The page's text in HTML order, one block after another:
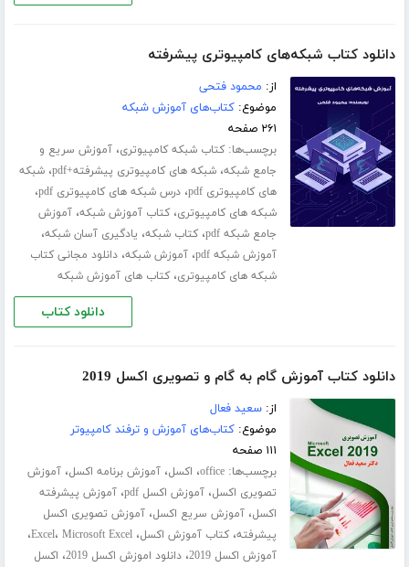
دانلود کتاب شبکه‌های کامپیوتری پیشرفته
از: محمود فتحی
موضوع:کتاب‌های آموزش شبکه
۲۶۱ صفحه
برچسب‌ها:کتاب شبکه کامپیوتری،آموزش سریع و
جامع شبکه،شبکه های کامپیوتری پیشرفته+pdf ،شبکه
های کامپیوتری pdf
،درس شبکه های کامپیوتری pdf ،
شبکه های کامپیوتری،کتاب آموزش شبکه،آموزش
جامع شبکه pdf
،کتاب شبکه، یادگیری آسان شبکه،
آموزش شبکه pdf ،آموزش شبکه،دانلود مجانی کتاب
شبکه های کامپیوتری،کتاب های آموزش شبکه
دانلود کتاب
دانلود کتاب آموزش گام به گام و تصویری اکسل 2019
از:سعید فعال
موضوع:کتاب‌های آموزش و ترفند کامپیوتر
۱۱۱ صفحه
برچسب‌ها:office، اکسل،آموزش برنامه اکسل،آموزش
تصویری اکسل،آموزش اکسل pdf ،آموزش پیشرفته
اکسل،آموزش سریع اکسل،آموزش تصویری اکسل
پیشرفته،کتاب آموزش اکسل، Excel، Microsoft Excel ،
آموزش اکسل 2019 ،دانلود اموزش اکسل 2019 ، اکسل